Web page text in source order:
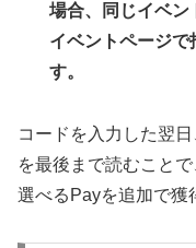
場合、同じイベン
イベントページで
す。
コードを入力した翌
を最後まで読むこと
選べるPayを追加で獲